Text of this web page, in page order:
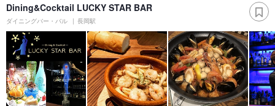
Dining&Cocktail LUCKY STAR BAR
ダイニングバー・バル 長岡駅